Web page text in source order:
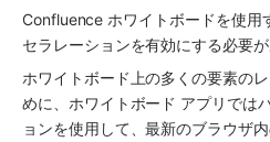
Confluence ホワイトボードを使用
セラレーションを有効にする必要が
ホワイトボード上の多くの要素の
めに、ホワイトボード アプリでは
ョンを使用して、最新のブラウザ